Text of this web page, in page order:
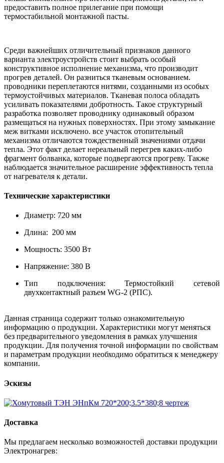
предоставить полное прилегание при помощи
термостабильной монтажной пасты.
Среди важнейших отличительный признаков данного
варианта электроустройств стоит выбрать особый
конструктивное исполнение механизма, что производит
прогрев деталей. Он разниться тканевым основанием.
проводники переплетаются нитями, созданными из особых
термоустойчивых материалов. Тканевая полоса обладать
усиливать показателями добротность. Такое структурный
разработка позволяет проводнику одинаковый образом
размещаться на нужных поверхностях. При этому замыкание
меж витками исключено. все участок отопительный
механизма отличаются тождественный значениями отдачи
тепла. Этот факт делает нереальный перегрев каких-либо
фрагмент болванка, которые подвергаются прогреву. Также
наблюдается значительное расширение эффективность тепла
от нагревателя к детали.
Технические характеристики
Диаметр: 720 мм
Длина: 200 мм
Мощность: 3500 Вт
Напряжение: 380 В
Тип подключения: Термостойкий сетевой
двухконтактный разъем WG-2 (РПС).
Данная страница содержит только ознакомительную
информацию о продукции. Характеристики могут меняться
без предварительного уведомления в рамках улучшения
продукции. Для получения точной информации по свойствам
и параметрам продукции необходимо обратиться к менеджеру
компании.
Эскизы
Доставка
Мы предлагаем несколько возможностей доставки продукции
Электронагрев: